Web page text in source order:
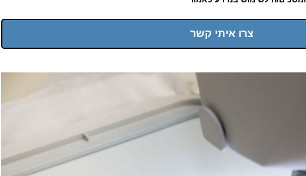
צרו איתי קשר